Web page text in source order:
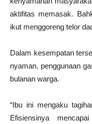
aktifitas memasak.
ikut menggoreng telor
Dalam kesempatan
nyaman, penggunaan
bulanan warga.
“Ibu ini mengaku
Efisiensinya